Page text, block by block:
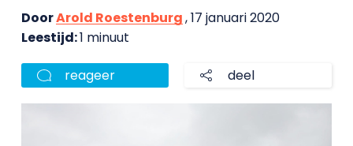
DoorArold Roestenburg, 17 januari 2020
Leestijd:1 minuut
reageer deel